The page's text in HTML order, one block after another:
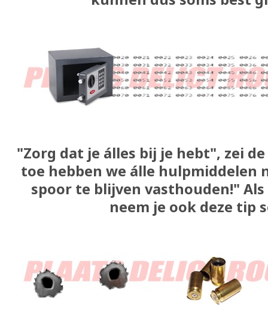
"Zorg dat je álles bij je hebt", zei
toe hebben we álle hulpmiddelen
spoor te blijven vasthouden!"
neem je ook deze tip